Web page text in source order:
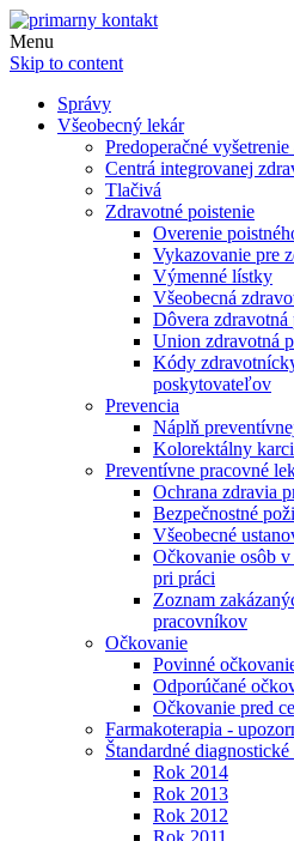
Menu
Skip to content
Správy
Všeobecný lekár
Predoperačné
Centrá integrovanej
Tlačivá
Zdravotné poistenie
Overenie
Vykazovanie pre
Výmenné lístky
Všeobecná
Dôvera zdravotná
Union zdravotná
Kódy
poskytovateľov
Prevencia
Náplň
Kolorektálny
Preventívne pracovné
Ochrana zdravia
Bezpečnostné
Všeobecné
Očkovanie osôb
pri práci
Zoznam
pracovníkov
Očkovanie
Povinné
Odporúčané
Očkovanie pred
Farmakoterapia -
Štandardné
Rok 2014
Rok 2013
Rok 2012
Rok 2011